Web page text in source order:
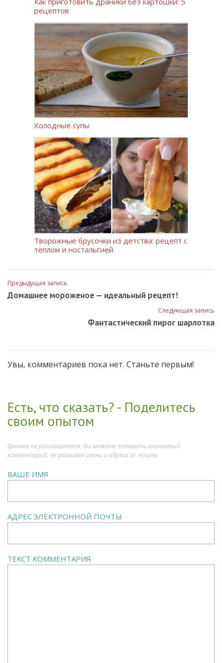
рецептов
Холодные супы
Творожные брусочки из детства: рецепт с
теплом и ностальгией
Предыдущая запись
Домашнее мороженое — идеальный рецепт!
Следующая запись
Фантастический пирог шарлотка
Увы, комментариев пока нет. Станьте первым!
Есть, что сказать? - Поделитесь
своим опытом
Данные не разглашаются. Вы можете оставить анонимный
комментарий, не указывая имени и адреса эл. почты
ВАШЕ ИМЯ
АДРЕС ЭЛЕКТРОННОЙ ПОЧТЫ
ТЕКСТ КОММЕНТАРИЯ